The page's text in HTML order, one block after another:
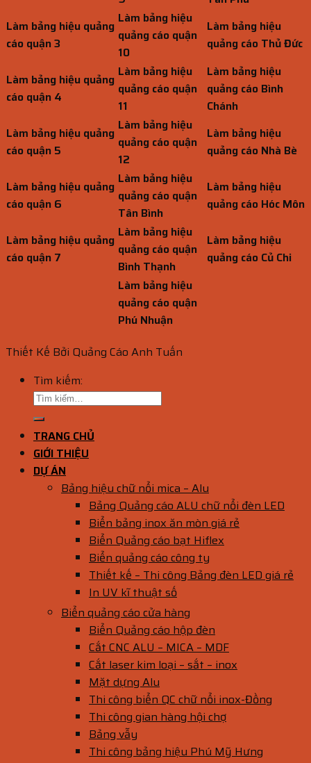
Làm bảng hiệu quảng
cáo quận 3
Làm bảng hiệu
quảng cáo quận
10
Làm bảng hiệu
quảng cáo Thủ Đức
Làm bảng hiệu quảng
cáo quận 4
Làm bảng hiệu
quảng cáo quận
11
Làm bảng hiệu
quảng cáo Bình
Chánh
Làm bảng hiệu quảng
cáo quận 5
Làm bảng hiệu
quảng cáo quận
12
Làm bảng hiệu
quảng cáo Nhà Bè
Làm bảng hiệu quảng
cáo quận 6
Làm bảng hiệu
quảng cáo quận
Tân Bình
Làm bảng hiệu
quảng cáo Hóc Môn
Làm bảng hiệu quảng
cáo quận 7
Làm bảng hiệu
quảng cáo quận
Bình Thạnh
Làm bảng hiệu
quảng cáo Củ Chi
Làm bảng hiệu
quảng cáo quận
Phú Nhuận
Thiết Kế Bởi Quảng Cáo Anh Tuấn
Tìm kiếm:
TRANG CHỦ
GIỚI THIỆU
DỰ ÁN
Bảng hiệu chữ nổi mica – Alu
Bảng Quảng cáo ALU chữ nổi đèn LED
Biển bảng inox ăn mòn giá rẻ
Biển Quảng cáo bạt Hiflex
Biển quảng cáo công ty
Thiết kế – Thi công Bảng đèn LED giá rẻ
In UV kĩ thuật số
Biển quảng cáo cửa hàng
Biển Quảng cáo hộp đèn
Cắt CNC ALU – MICA – MDF
Cắt laser kim loại – sắt – inox
Mặt dựng Alu
Thi công biển QC chữ nổi inox-Đồng
Thi công gian hàng hội chợ
Bảng vẫy
Thi công bảng hiệu Phú Mỹ Hưng